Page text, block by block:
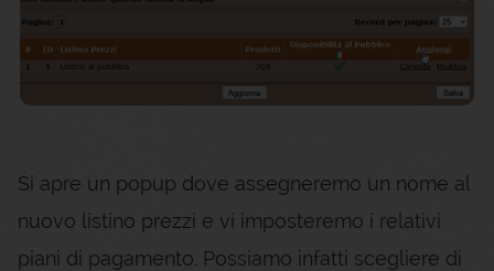
Si apre un popup dove assegneremo un nome al
nuovo listino prezzi e vi imposteremo i relativi
piani di pagamento. Possiamo infatti scegliere di